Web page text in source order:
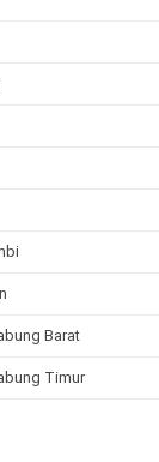
Barat
Timur